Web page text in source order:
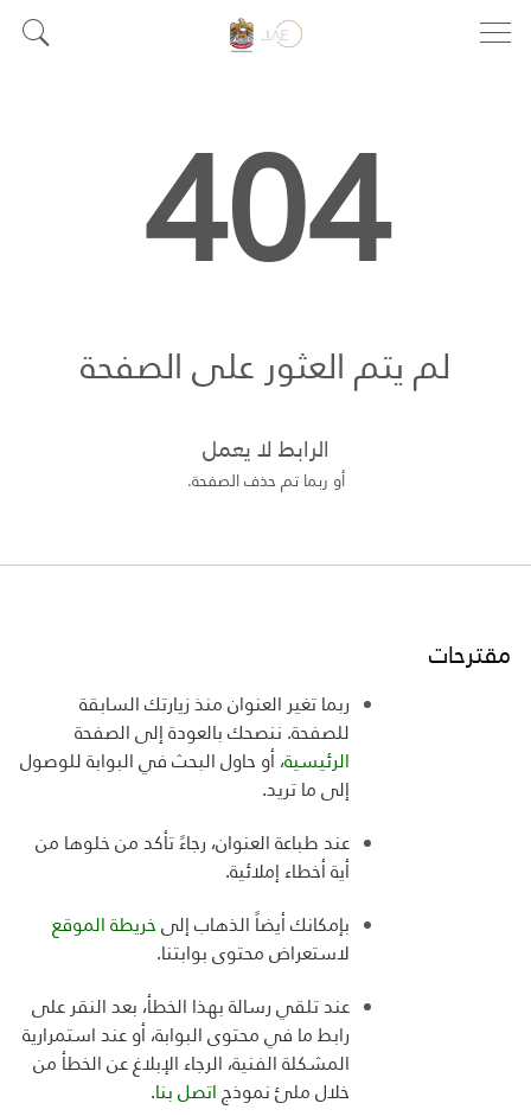
404
لم يتم العثور على الصفحة
الرابط لا يعمل
أو ربما تم حذف الصفحة.
مقترحات
ربما تغير العنوان منذ زيارتك السابقة
للصفحة. ننصحك بالعودة إلى الصفحة
الرئيسية، أو حاول البحث في البوابة للوصول
إلى ما تريد.
عند طباعة العنوان، رجاءً تأكد من خلوها من
أية أخطاء إملائية.
بإمكانك أيضاً الذهاب إلى خريطة الموقع
لاستعراض محتوى بوابتنا.
عند تلقي رسالة بهذا الخطأ، بعد النقر على
رابط ما في محتوى البوابة، أو عند استمرارية
المشكلة الفنية، الرجاء الإبلاغ عن الخطأ من
خلال ملئ نموذج اتصل بنا.